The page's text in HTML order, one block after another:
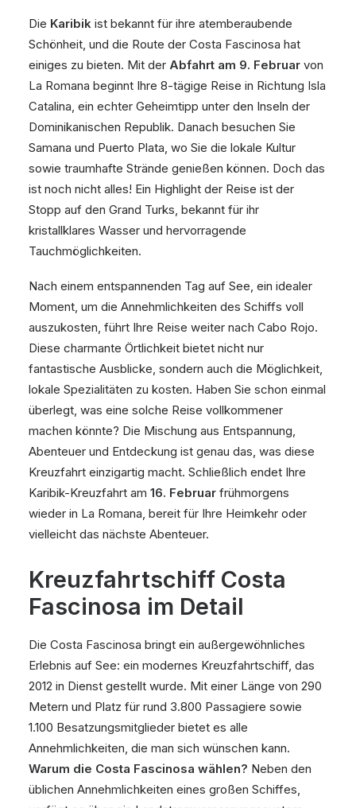
Die Karibik ist bekannt für ihre atemberaubende
Schönheit, und die Route der Costa Fascinosa hat
einiges zu bieten. Mit der Abfahrt am 9. Februar von
La Romana beginnt Ihre 8-tägige Reise in Richtung Isla
Catalina, ein echter Geheimtipp unter den Inseln der
Dominikanischen Republik. Danach besuchen Sie
Samana und Puerto Plata, wo Sie die lokale Kultur
sowie traumhafte Strände genießen können. Doch das
ist noch nicht alles! Ein Highlight der Reise ist der
Stopp auf den Grand Turks, bekannt für ihr
kristallklares Wasser und hervorragende
Tauchmöglichkeiten.
Nach einem entspannenden Tag auf See, ein idealer
Moment, um die Annehmlichkeiten des Schiffs voll
auszukosten, führt Ihre Reise weiter nach Cabo Rojo.
Diese charmante Örtlichkeit bietet nicht nur
fantastische Ausblicke, sondern auch die Möglichkeit,
lokale Spezialitäten zu kosten. Haben Sie schon einmal
überlegt, was eine solche Reise vollkommener
machen könnte? Die Mischung aus Entspannung,
Abenteuer und Entdeckung ist genau das, was diese
Kreuzfahrt einzigartig macht. Schließlich endet Ihre
Karibik-Kreuzfahrt am 16. Februar frühmorgens
wieder in La Romana, bereit für Ihre Heimkehr oder
vielleicht das nächste Abenteuer.
Kreuzfahrtschiff Costa
Fascinosa im Detail
Die Costa Fascinosa bringt ein außergewöhnliches
Erlebnis auf See: ein modernes Kreuzfahrtschiff, das
2012 in Dienst gestellt wurde. Mit einer Länge von 290
Metern und Platz für rund 3.800 Passagiere sowie
1.100 Besatzungsmitglieder bietet es alle
Annehmlichkeiten, die man sich wünschen kann.
Warum die Costa Fascinosa wählen? Neben den
üblichen Annehmlichkeiten eines großen Schiffes,